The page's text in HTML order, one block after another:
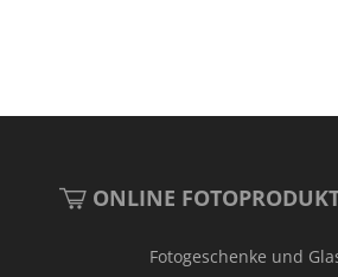
ONLINE
Fotogeschenke und